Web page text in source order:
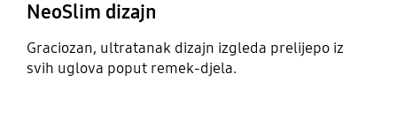
NeoSlim dizajn
Graciozan, ultratanak dizajn izgleda prelijepo iz
svih uglova poput remek-djela.